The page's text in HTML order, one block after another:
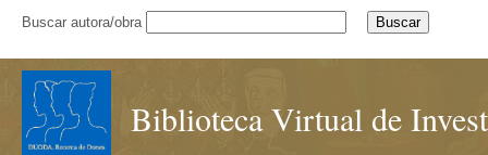
Buscar autora/obra
Biblioteca Virtual de